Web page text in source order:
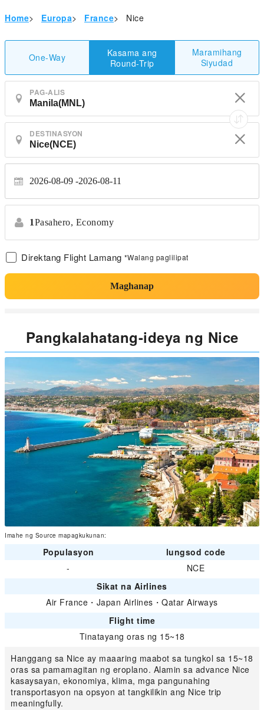
Home> Europa> France> Nice
One-Way
Kasama ang
Round-Trip
Maramihang
Siyudad
PAG-ALIS
DESTINASYON
2026-08-09 2026-08-11
1Pasahero, Economy
Direktang Flight Lamang *Walang paglilipat
Maghanap
Pangkalahatang-ideya ng Nice
Imahe ng Source mapagkukunan:
Populasyon
lungsod code
-
NCE
Sikat na Airlines
Air France ・ Japan Airlines ・Qatar Airways
Flight time
Tinatayang oras ng 15~18
Hanggang sa Nice ay maaaring maabot sa tungkol sa 15~18
oras sa pamamagitan ng eroplano. Alamin sa advance Nice
kasaysayan, ekonomiya, klima, mga pangunahing
transportasyon na opsyon at tangkilikin ang Nice trip
meaningfully.